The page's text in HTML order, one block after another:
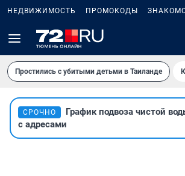
НЕДВИЖИМОСТЬ ПРОМОКОДЫ
Простились с убитыми детьми в Таиланде
СРОЧНО
График подвоза чистой
с адресами